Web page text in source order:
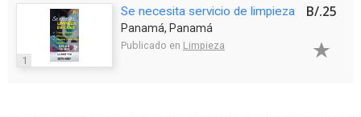
1
Se necesita servicio de limpieza
Panamá, Panamá
Publicado en Limpieza
B/.25